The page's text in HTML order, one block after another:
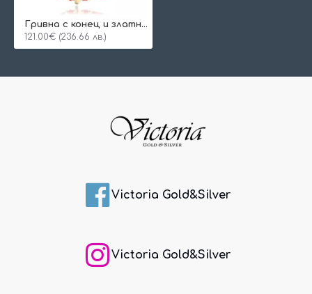
Гривна с конец и златно краче
121.00€ (236.66 лв.)
Victoria Gold&Silver
Victoria Gold&Silver